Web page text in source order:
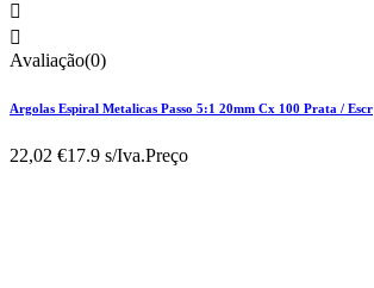


Avaliação(0)
Argolas Espiral Metalicas Passo 5:1 20mm Cx 100 Prata / Escr
22,02 €17.9 s/Iva.Preço